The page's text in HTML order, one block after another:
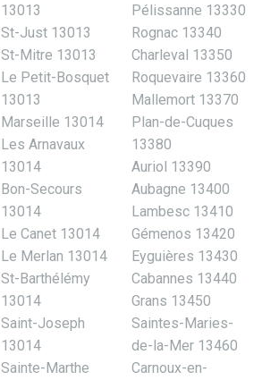
13013
St-Just 13013
St-Mitre 13013
Le Petit-Bosquet
13013
Marseille 13014
Les Arnavaux
13014
Bon-Secours
13014
Le Canet 13014
Le Merlan 13014
St-Barthélémy
13014
Saint-Joseph
13014
Sainte-Marthe
Pélissanne 13330
Rognac 13340
Charleval 13350
Roquevaire 13360
Mallemort 13370
Plan-de-Cuques
13380
Auriol 13390
Aubagne 13400
Lambesc 13410
Gémenos 13420
Eyguières 13430
Cabannes 13440
Grans 13450
Saintes-Maries-
de-la-Mer 13460
Carnoux-en-